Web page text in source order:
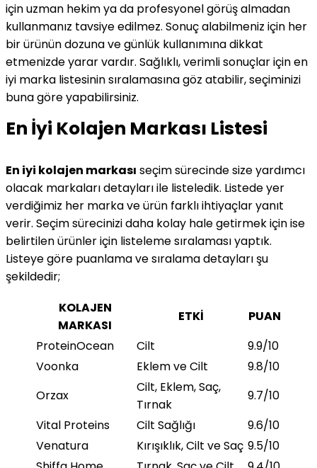
için uzman hekim ya da profesyonel görüş almadan
kullanmanız tavsiye edilmez. Sonuç alabilmeniz için her
bir ürünün dozuna ve günlük kullanımına dikkat
etmenizde yarar vardır. Sağlıklı, verimli sonuçlar için en
iyi marka listesinin sıralamasına göz atabilir, seçiminizi
buna göre yapabilirsiniz.
En İyi Kolajen Markası Listesi
En iyi kolajen markası seçim sürecinde size yardımcı
olacak markaları detayları ile listeledik. Listede yer
verdiğimiz her marka ve ürün farklı ihtiyaçlar yanıt
verir. Seçim sürecinizi daha kolay hale getirmek için ise
belirtilen ürünler için listeleme sıralaması yaptık.
Listeye göre puanlama ve sıralama detayları şu
şekildedir;
KOLAJEN
MARKASI
ETKİ
PUAN
ProteinOcean
Cilt
9.9/10
Voonka
Eklem ve Cilt
9.8/10
Orzax
Cilt, Eklem, Saç,
Tırnak
9.7/10
Vital Proteins
Cilt Sağlığı
9.6/10
Venatura
Kırışıklık, Cilt ve Saç 9.5/10